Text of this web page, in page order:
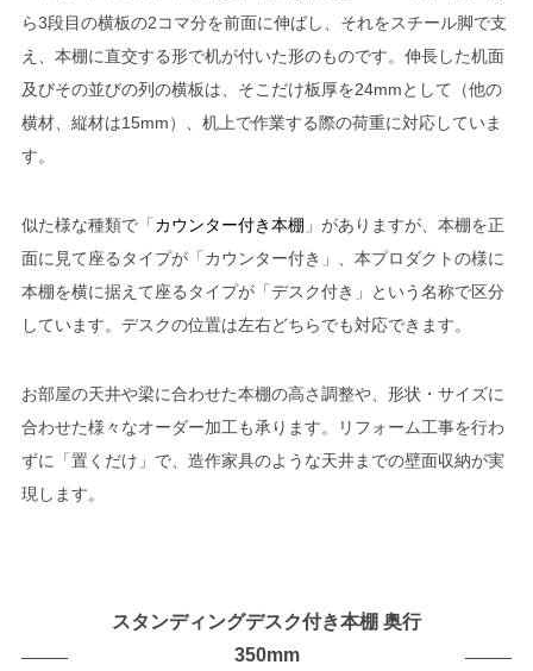
ら3段目の横板の2コマ分を前面に伸ばし、それをスチール脚で支
え、本棚に直交する形で机が付いた形のものです。伸長した机面
及びその並びの列の横板は、そこだけ板厚を24mmとして（他の
横材、縦材は15mm）、机上で作業する際の荷重に対応していま
す。
似た様な種類で「カウンター付き本棚 」がありますが、本棚を正
面に見て座るタイプが「カウンター付き」、本プロダクトの様に
本棚を横に据えて座るタイプが「デスク付き」という名称で区分
しています。デスクの位置は左右どちらでも対応できます。
お部屋の天井や梁に合わせた本棚の高さ調整や、形状・サイズに
合わせた様々なオーダー加工も承ります。リフォーム工事を行わ
ずに「置くだけ」で、造作家具のような天井までの壁面収納が実
現します。
スタンディングデスク付き本棚 奥行
350mm